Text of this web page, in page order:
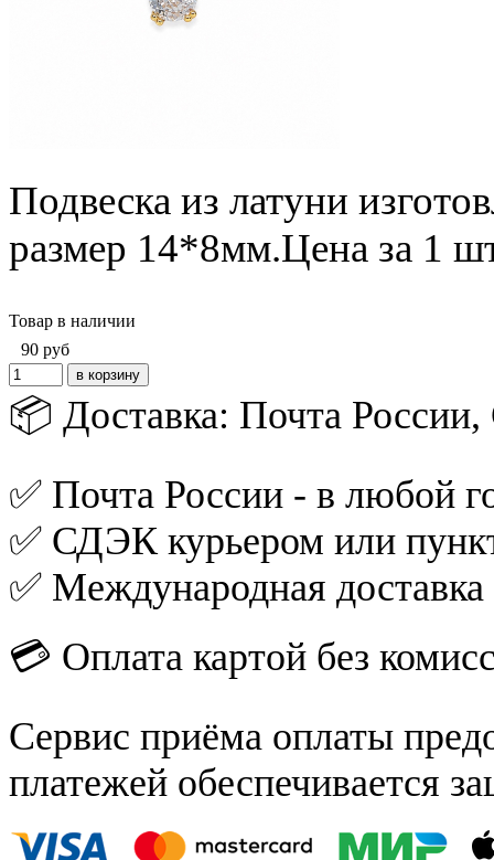
Подвеска из латуни
размер 14*8мм.Цена за 1
Товар в наличии
90 руб
📦 Доставка: Почта
✅ Почта России - в любой
✅ СДЭК курьером или
✅ Международная
💳 Оплата картой без
Сервис приёма оплаты
платежей обеспечивается